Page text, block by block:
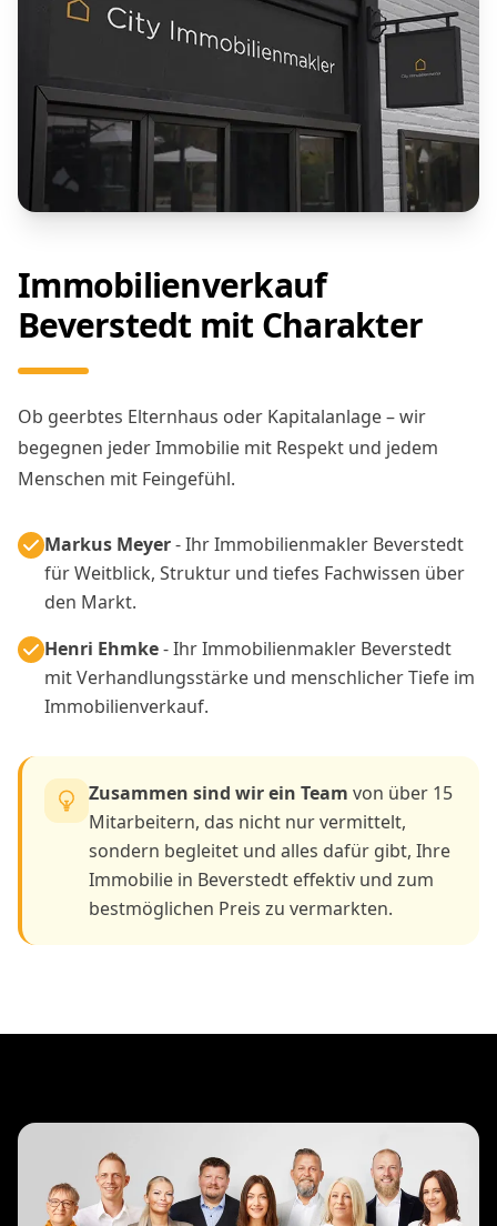
Immobilienverkauf
Beverstedt mit Charakter
Ob geerbtes Elternhaus oder Kapitalanlage – wir
begegnen jeder Immobilie mit Respekt und jedem
Menschen mit Feingefühl.
Markus Meyer- Ihr Immobilienmakler Beverstedt
für Weitblick, Struktur und tiefes Fachwissen über
den Markt.
Henri Ehmke- Ihr Immobilienmakler Beverstedt
mit Verhandlungsstärke und menschlicher Tiefe im
Immobilienverkauf.
Zusammen sind wir ein Team von über 15
Mitarbeitern, das nicht nur vermittelt,
sondern begleitet und alles dafür gibt, Ihre
Immobilie in Beverstedt effektiv und zum
bestmöglichen Preis zu vermarkten.